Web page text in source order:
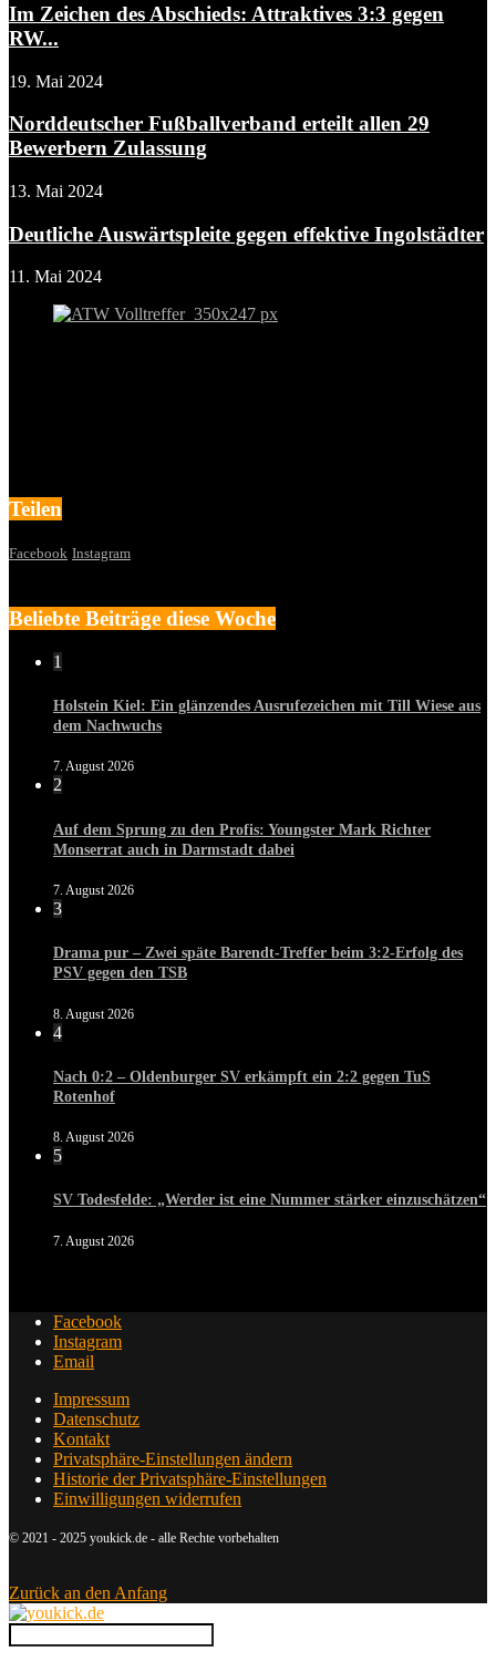
Im Zeichen des Abschieds: Attraktives 3:3 gegen
RW...
19. Mai 2024
Norddeutscher Fußballverband erteilt allen 29
Bewerbern Zulassung
13. Mai 2024
Deutliche Auswärtspleite gegen effektive Ingolstädter
11. Mai 2024
Teilen
Facebook Instagram
Beliebte Beiträge diese Woche
1
Holstein Kiel: Ein glänzendes Ausrufezeichen mit Till Wiese aus
dem Nachwuchs
7. August 2026
2
Auf dem Sprung zu den Profis: Youngster Mark Richter
Monserrat auch in Darmstadt dabei
7. August 2026
3
Drama pur – Zwei späte Barendt-Treffer beim 3:2-Erfolg des
PSV gegen den TSB
8. August 2026
4
Nach 0:2 – Oldenburger SV erkämpft ein 2:2 gegen TuS
Rotenhof
8. August 2026
5
SV Todesfelde: „Werder ist eine Nummer stärker einzuschätzen“
7. August 2026
Facebook
Instagram
Email
Impressum
Datenschutz
Kontakt
Privatsphäre-Einstellungen ändern
Historie der Privatsphäre-Einstellungen
Einwilligungen widerrufen
© 2021 - 2025 youkick.de - alle Rechte vorbehalten
Zurück an den Anfang